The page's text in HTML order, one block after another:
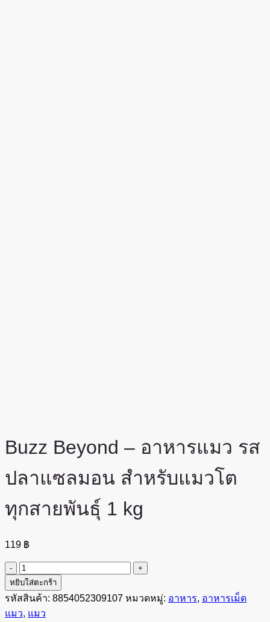
Buzz Beyond – อาหารแมว รส
ปลาแซลมอน สำหรับแมวโต
ทุกสายพันธุ์ 1 kg
119 ฿
จำนวน
Buzz
Beyond
-
อาหาร
หยิบใส่ตะกร้า
รหัสสินค้า: 8854052309107 หมวดหมู่: อาหาร, อาหารเม็ด
แมว, แมว